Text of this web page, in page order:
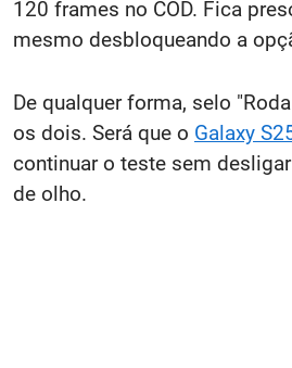
120 frames no COD. Fica
mesmo desbloqueando a
De qualquer forma, selo
os dois. Será que o Galaxy
continuar o teste sem
de olho.